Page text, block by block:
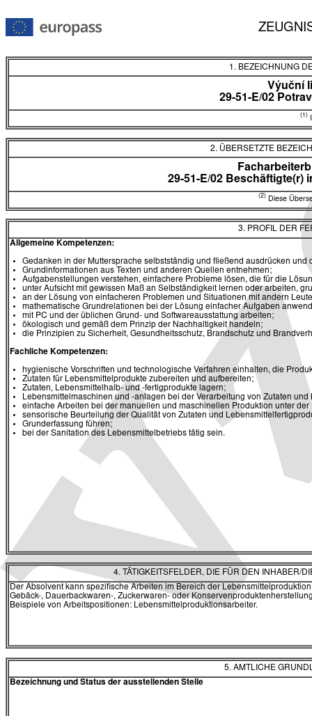
1. BEZEICHNUNG
Výuční
29-51-E/02
(1)
2. ÜBERSETZTE
29-51-E/02 Beschäftigte(r)
(2) Diese
3. PROFIL DER
Allgemeine Kompetenzen:
Gedanken in der Muttersprache selbstständig und fließend ausdrücken
Grundinformationen aus Texten und anderen Quellen entnehmen;
Aufgabenstellungen verstehen, einfachere Probleme lösen, die für die
unter Aufsicht mit gewissen Maß an Selbständigkeit lernen oder arbeiten,
an der Lösung von einfacheren Problemen und Situationen mit andern
mathematische Grundrelationen bei der Lösung einfacher Aufgaben
mit PC und der üblichen Grund- und Softwareausstattung arbeiten;
ökologisch und gemäß dem Prinzip der Nachhaltigkeit handeln;
die Prinzipien zu Sicherheit, Gesundheitsschutz, Brandschutz und
Fachliche Kompetenzen:
hygienische Vorschriften und technologische Verfahren einhalten, die
Zutaten für Lebensmittelprodukte zubereiten und aufbereiten;
Zutaten, Lebensmittelhalb- und -fertigprodukte lagern;
Lebensmittelmaschinen und -anlagen bei der Verarbeitung von Zutaten
einfache Arbeiten bei der manuellen und maschinellen Produktion unter
sensorische Beurteilung der Qualität von Zutaten und
Grunderfassung führen;
bei der Sanitation des Lebensmittelbetriebs tätig sein.
4. TÄTIGKEITSFELDER, DIE FÜR DEN INHABER/
Der Absolvent kann spezifische Arbeiten im Bereich der
Gebäck-, Dauerbackwaren-, Zuckerwaren- oder
Beispiele von Arbeitspositionen: Lebensmittelproduktionsarbeiter.
5. AMTLICHE
Bezeichnung und Status der ausstellenden Stelle